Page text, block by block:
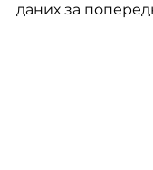
даних за